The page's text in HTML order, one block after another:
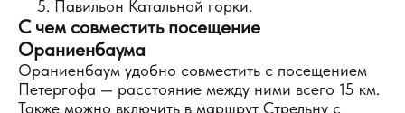
Павильон Катальной горки.
С чем совместить посещение
Ораниенбаума
Ораниенбаум удобно совместить с посещением
Петергофа — расстояние между ними всего 15 км.
Также можно включить в маршрут Стрельну с